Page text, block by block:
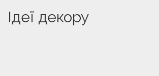
Ідеї декору